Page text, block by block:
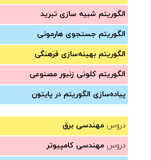
الگوریتم شبیه سازی تبرید
الگوریتم جستجوی هارمونی
الگوریتم بهینه‌سازی فرهنگی
الگوریتم کلونی زنبور مصنوعی
پیاده‌سازی الگوریتم در پایتون
دروس مهندسی برق
دروس مهندسی کامپیوتر